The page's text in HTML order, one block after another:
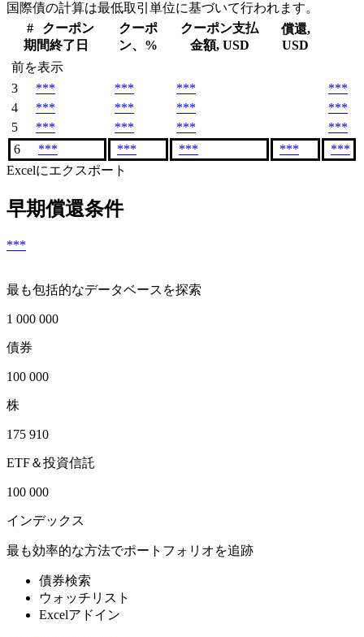
国際債の計算は最低取引単位に基づいて行われます。
#
クーポン
期間終了日
クーポ
ン、%
クーポン支払
金額, USD
償還,
USD
前を表示
3
*** *** ***
***
4
*** *** ***
***
5
*** *** ***
***
6
*** *** *** ***
***
Excelにエクスポート
早期償還条件
***
最も包括的なデータベースを探索
1 000 000
債券
100 000
株
175 910
ETF＆投資信託
100 000
インデックス
最も効率的な方法でポートフォリオを追跡
債券検索
ウォッチリスト
Excelアドイン